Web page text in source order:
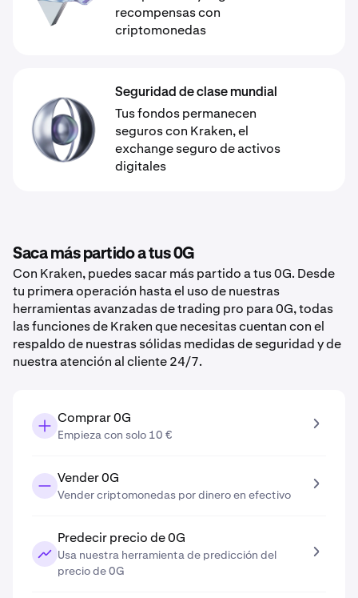
recompensas con
criptomonedas
Seguridad de clase mundial
Tus fondos permanecen
seguros con Kraken, el
exchange seguro de activos
digitales
Saca más partido a tus 0G
Con Kraken, puedes sacar más partido a tus 0G. Desde
tu primera operación hasta el uso de nuestras
herramientas avanzadas de trading pro para 0G, todas
las funciones de Kraken que necesitas cuentan con el
respaldo de nuestras sólidas medidas de seguridad y de
nuestra atención al cliente 24/7.
Comprar 0G
Empieza con solo 10 €
Vender 0G
Vender criptomonedas por dinero en efectivo
Predecir precio de 0G
Usa nuestra herramienta de predicción del
precio de 0G